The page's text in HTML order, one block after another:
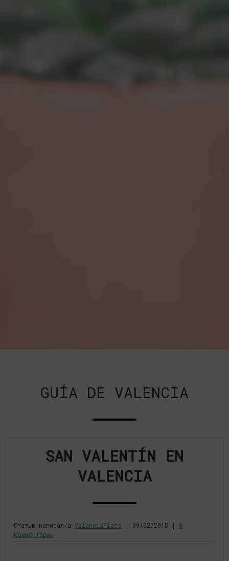
GUÍA DE VALENCIA
SAN VALENTÍN EN
VALENCIA
Статью написал/а ValenciaFlats | 09/02/2015 | 0
комментарии